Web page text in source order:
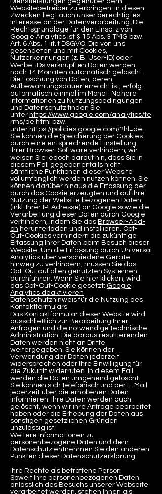
Websitebetreiber zu erbringen. In diesen
Zwecken liegt auch unser berechtigtes
Interesse an der Datenverarbeitung. Die
Rechtsgrundlage für den Einsatz von
Google Analytics ist § 15 Abs. 3 TMG bzw.
Art. 6 Abs. 1 lit. f DSGVO. Die von uns
gesendeten und mit Cookies,
Nutzerkennungen (z. B. User-ID) oder
Werbe-IDs verknüpften Daten werden
nach 14 Monaten automatisch gelöscht.
Die Löschung von Daten, deren
Aufbewahrungsdauer erreicht ist, erfolgt
automatisch einmal im Monat. Nähere
Informationen zu Nutzungsbedingungen
und Datenschutz finden Sie
unter https://www.google.com/analytics/te
rms/de.html
bzw.
unter https://policies.google.com/?hl=de.
Sie können die Speicherung der Cookies
durch eine entsprechende Einstellung
Ihrer Browser-Software verhindern; wir
weisen Sie jedoch darauf hin, dass Sie in
diesem Fall gegebenenfalls nicht
sämtliche Funktionen dieser Website
vollumfänglich werden nutzen können. Sie
können darüber hinaus die Erfassung der
durch das Cookie erzeugten und auf Ihre
Nutzung der Website bezogenen Daten
(inkl. Ihrer IP-Adresse) an Google sowie die
Verarbeitung dieser Daten durch Google
verhindern, indem Sie das Browser-Add-
on herunterladen und installieren. Opt-
Out-Cookies verhindern die zukünftige
Erfassung Ihrer Daten beim Besuch dieser
Website. Um die Erfassung durch Universal
Analytics über verschiedene Geräte
hinweg zu verhindern, müssen Sie das
Opt-Out auf allen genutzten Systemen
durchführen. Wenn Sie hier klicken, wird
das Opt-Out-Cookie gesetzt: Google
Analytics deaktivieren
Datenschutzhinweis für die Nutzung des
Kontaktformulars
Das Kontaktformular dieser Website wird
ausschließlich zur Bearbeitung Ihrer
Anfragen und die notwendige technische
Administration. Die daraus resultierenden
Daten werden nicht an Dritte
weitergegeben. Sie können der
Verwendung der Daten jederzeit
widersprechen oder Ihre Einwilligung für
die Zukunft widerrufen. In diesem Fall
werden die Daten umgehend gelöscht.
Sie können sich telefonisch und per E-Mail
jederzeit über die erhobenen Daten
informieren. Ihre Daten werden auch
gelöscht, wenn wir ihre Anfrage bearbeitet
haben oder die Erhebung der Daten aus
sonstigen gesetzlichen Gründen
unzulässig ist.
Weitere Informationen zu
personenbezogene Daten und dem
Datenschutz entnehmen Sie den anderen
Punkten dieser Datenschutzerklärung.
Ihre Rechte als betroffene Person
Soweit Ihre personenbezogenen Daten
anlässlich des Besuchs unserer Webseite
verarbeitet werden, stehen Ihnen als